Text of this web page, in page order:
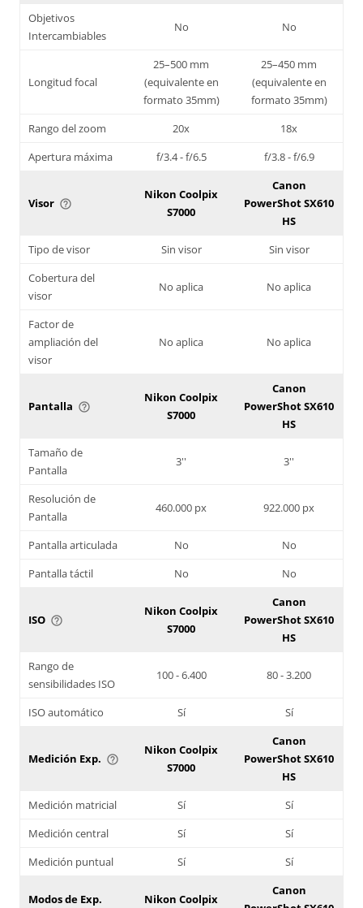
Objetivos
Intercambiables
No No
Longitud focal
25–500 mm
(equivalente en
formato 35mm)
25–450 mm
(equivalente en
formato 35mm)
Rango del zoom
20x
18x
Apertura máxima
f/3.4 - f/6.5 f/3.8 - f/6.9
Visor help_outline
Nikon Coolpix
S7000
Canon
PowerShot SX610
HS
Tipo de visor
Sin visor
Sin visor
Cobertura del
visor
No aplica No aplica
Factor de
ampliación del
visor
No aplica No aplica
Pantalla help_outline
Nikon Coolpix
S7000
Canon
PowerShot SX610
HS
Tamaño de
Pantalla
3'' 3''
Resolución de
Pantalla
460.000 px 922.000 px
Pantalla articulada No
No
Pantalla táctil
No No
ISO help_outline
Nikon Coolpix
S7000
Canon
PowerShot SX610
HS
Rango de
sensibilidades ISO
100 - 6.400 80 - 3.200
ISO automático Sí Sí
Medición Exp. help_outline
Nikon Coolpix
S7000
Canon
PowerShot SX610
HS
Medición matricial
Sí
Sí
Medición central
Sí
Sí
Medición puntual
Sí Sí
Modos de Exp. Nikon Coolpix
Canon